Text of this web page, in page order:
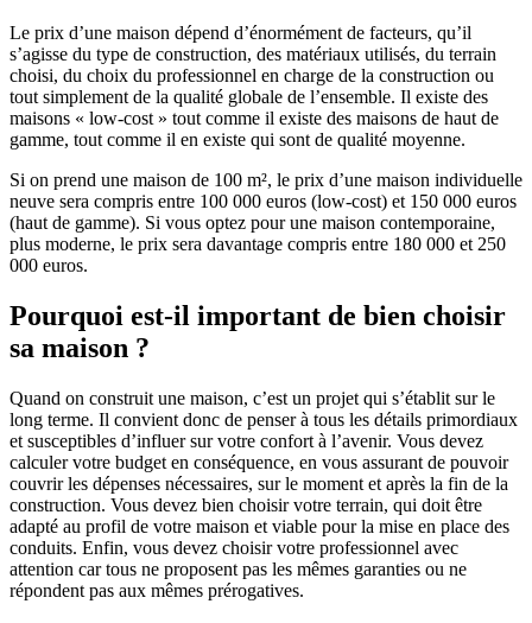
Le prix d’une maison dépend d’énormément de facteurs, qu’il
s’agisse du type de construction, des matériaux utilisés, du terrain
choisi, du choix du professionnel en charge de la construction ou
tout simplement de la qualité globale de l’ensemble. Il existe des
maisons « low-cost » tout comme il existe des maisons de haut de
gamme, tout comme il en existe qui sont de qualité moyenne.
Si on prend une maison de 100 m², le prix d’une maison individuelle
neuve sera compris entre 100 000 euros (low-cost) et 150 000 euros
(haut de gamme). Si vous optez pour une maison contemporaine,
plus moderne, le prix sera davantage compris entre 180 000 et 250
000 euros.
Pourquoi est-il important de bien choisir
sa maison ?
Quand on construit une maison, c’est un projet qui s’établit sur le
long terme. Il convient donc de penser à tous les détails primordiaux
et susceptibles d’influer sur votre confort à l’avenir. Vous devez
calculer votre budget en conséquence, en vous assurant de pouvoir
couvrir les dépenses nécessaires, sur le moment et après la fin de la
construction. Vous devez bien choisir votre terrain, qui doit être
adapté au profil de votre maison et viable pour la mise en place des
conduits. Enfin, vous devez choisir votre professionnel avec
attention car tous ne proposent pas les mêmes garanties ou ne
répondent pas aux mêmes prérogatives.